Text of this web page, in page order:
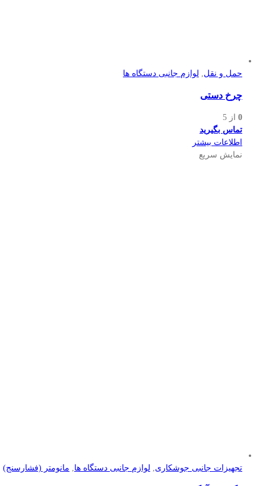
حمل و نقل لوازم جانبی دستگاه ها
چرخ دستی
0 از 5
تماس بگیرید
اطلاعات بیشتر
نمایش سریع
تجهیزات جانبی جوشکاری, لوازم جانبی دستگاه ها, مانومتر (فشارسنج)